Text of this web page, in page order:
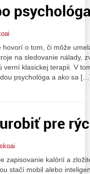
o tom, či môže
na sledovanie nálady,
klasickej terapii. V
psychológa a ako sa
pre
zapisovanie kalórií a
stačí mobil alebo